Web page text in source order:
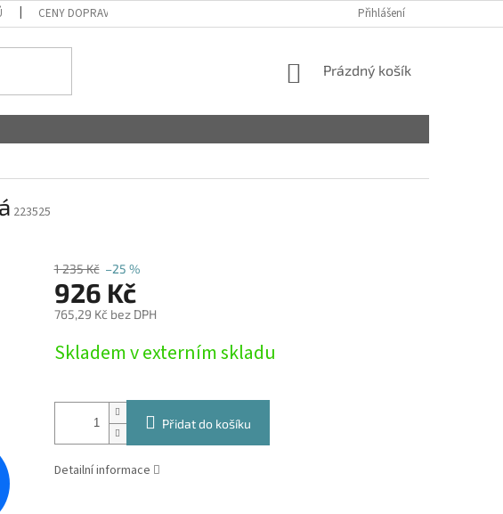
CENY DOPRAVY Přihlášení
NÁKUPNÍ
Prázdný košík
223525
1 235 Kč –25 %
926 Kč
765,29 Kč bez DPH
cena:
Skladem v externím skladu
Přidat do košíku
Detailní informace